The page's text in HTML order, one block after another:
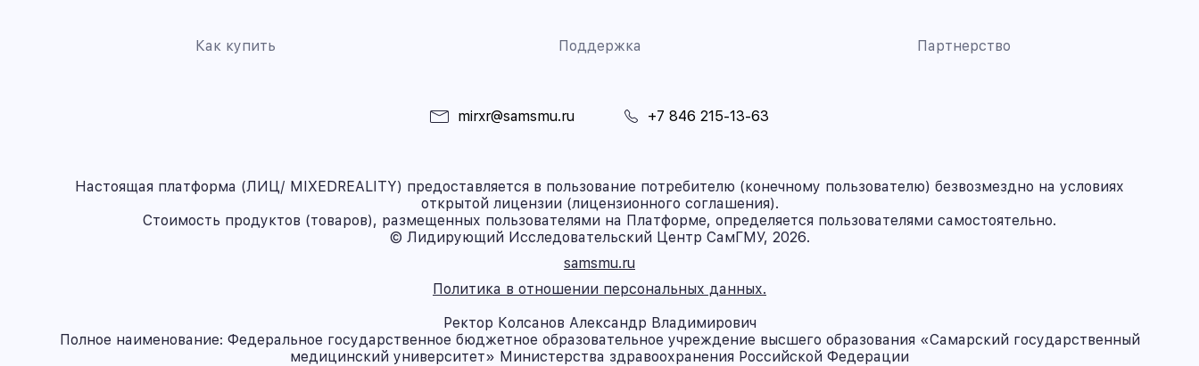
Как купить Поддержка Партнерство
mirxr@samsmu.ru +7 846 215-13-63
Настоящая платформа (ЛИЦ/ MIXEDREALITY) предоставляется в пользование потребителю (конечному пользователю) безвозмездно на условиях
открытой лицензии (лицензионного соглашения).
Стоимость продуктов (товаров), размещенных пользователями на Платформе, определяется пользователями самостоятельно.
© Лидирующий Исследовательский Центр СамГМУ, 2026.
samsmu.ru
Политика в отношении персональных данных.
Ректор Колсанов Александр Владимирович
Полное наименование: Федеральное государственное бюджетное образовательное учреждение высшего образования «Самарский государственный
медицинский университет» Министерства здравоохранения Российской Федерации